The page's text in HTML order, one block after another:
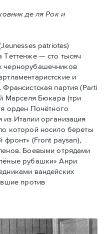
де ля Рок и
patriotes)
Тeттенже — cто тысяч
чернорубашечников
и
партия (Parti
Марселя Бюкара (три
орден Почётного
Италии организация
которой носило береты
фронт» (Front paysan),
Боевыми отрядами
рубашки» Анри
вандейских
против